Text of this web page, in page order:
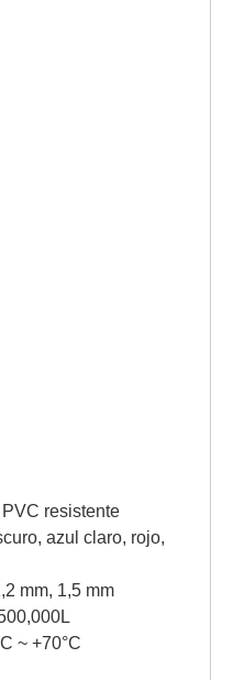
resistente
azul claro, rojo,
mm, 1,5 mm
~ +70°C